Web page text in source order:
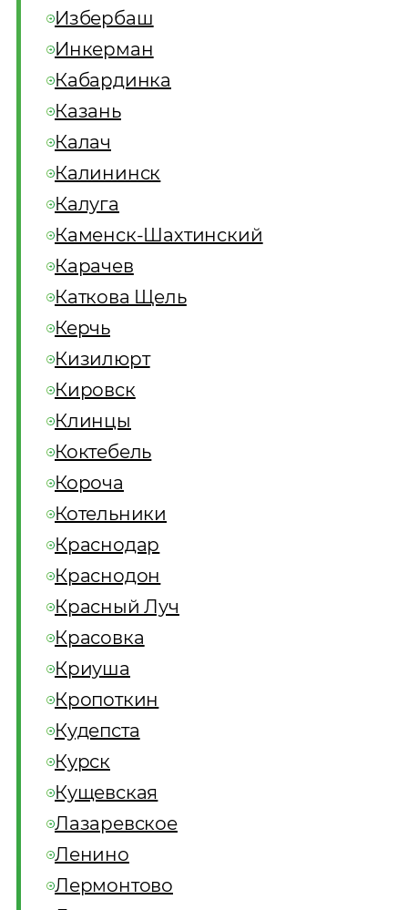
Избербаш
Инкерман
Кабардинка
Казань
Калач
Калининск
Калуга
Каменск-Шахтинский
Карачев
Каткова Щель
Керчь
Кизилюрт
Кировск
Клинцы
Коктебель
Короча
Котельники
Краснодар
Краснодон
Красный Луч
Красовка
Криуша
Кропоткин
Кудепста
Курск
Кущевская
Лазаревское
Ленино
Лермонтово